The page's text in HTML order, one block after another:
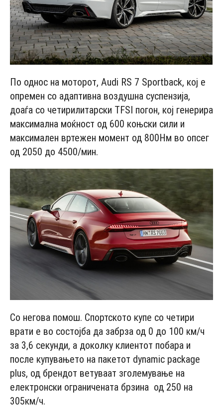
По однос на моторот, Audi RS 7 Sportback, кој е
опремен со адаптивна воздушна суспензија,
доаѓа со четирилитарски TFSI погон, кој генерира
максимална моќност од 600 коњски сили и
максимален вртежен момент од 800Нм во опсег
од 2050 до 4500/мин.
Со негова помош. Спортското купе со четири
врати е во состојба да забрза од 0 до 100 км/ч
за 3,6 секунди, а доколку клиентот побара и
после купувањето на пакетот dynamic package
plus, од брендот ветуваат зголемување на
електронски ограничената брзина од 250 на
305км/ч.